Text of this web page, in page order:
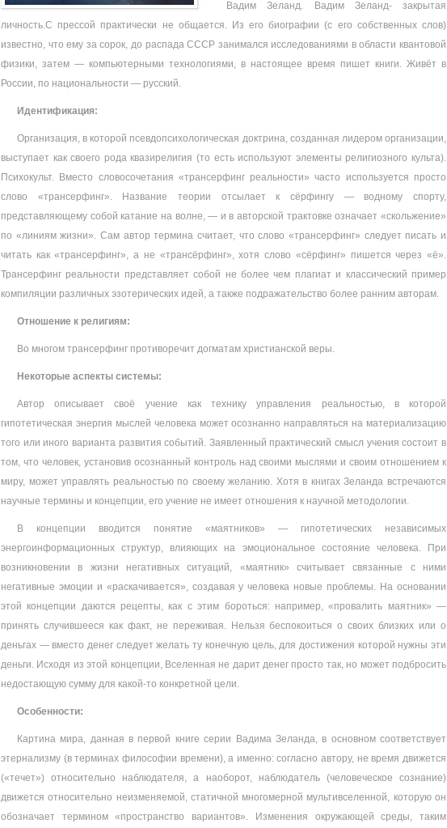
Вадим Зеланд. Вадим Зеланд- закрытая
личность.С прессой практически не общается.Из его биографии (с его собственных слов)
известно, что ему за сорок, до распада СССР занимался исследованиями в области квантовой
физики, затем — компьютерными технологиями, в настоящее время пишет книги. Живёт в
России, по национальности — русский.
Идентификация:
Организация, в которой псевдопсихологическая доктрина, созданная лидером организации,
выступает как своего рода квазирелигия (то есть используют элементы религиозного культа).
Психокульт. Вместо словосочетания «трансерфинг реальности» часто используется просто
слово «трансерфинг». Название теории отсылает к сёрфингу — водному спорту,
представляющему собой катание на волне, — и в авторской трактовке означает «скольжение»
по «линиям жизни». Сам автор термина считает, что слово «трансерфинг» следует писать и
читать как «трансерфинг», а не «трансёрфинг», хотя слово «сёрфинг» пишется через «ё».
Трансерфинг реальности представляет собой не более чем плагиат и классический пример
компиляции различных эзотерических идей, а также подражательство более ранним авторам.
Отношение к религиям:
Во многом трансерфинг противоречит догматам христианской веры.
Некоторые аспекты системы:
Автор описывает своё учение как технику управления реальностью, в которой
гипотетическая энергия мыслей человека может осознанно направляться на материализацию
того или иного варианта развития событий. Заявленный практический смысл учения состоит в
том, что человек, установив осознанный контроль над своими мыслями и своим отношением к
миру, может управлять реальностью по своему желанию. Хотя в книгах Зеланда встречаются
научные термины и концепции, его учение не имеет отношения к научной методологии.
В концепции вводится понятие «маятников» — гипотетических независимых
энергоинформационных структур, влияющих на эмоциональное состояние человека. При
возникновении в жизни негативных ситуаций, «маятник» считывает связанные с ними
негативные эмоции и «раскачивается», создавая у человека новые проблемы. На основании
этой концепции даются рецепты, как с этим бороться: например, «провалить маятник» —
принять случившееся как факт, не переживая. Нельзя беспокоиться о своих близких или о
деньгах — вместо денег следует желать ту конечную цель, для достижения которой нужны эти
деньги. Исходя из этой концепции, Вселенная не дарит денег просто так, но может подбросить
недостающую сумму для какой-то конкретной цели.
Особенности:
Картина мира, данная в первой книге серии Вадима Зеланда, в основном соответствует
этернализму (в терминах философии времени), а именно: согласно автору, не время движется
(«течет») относительно наблюдателя, а наоборот, наблюдатель (человеческое сознание)
движется относительно неизменяемой, статичной многомерной мультивселенной, которую он
обозначает термином «пространство вариантов». Изменения окружающей среды, таким